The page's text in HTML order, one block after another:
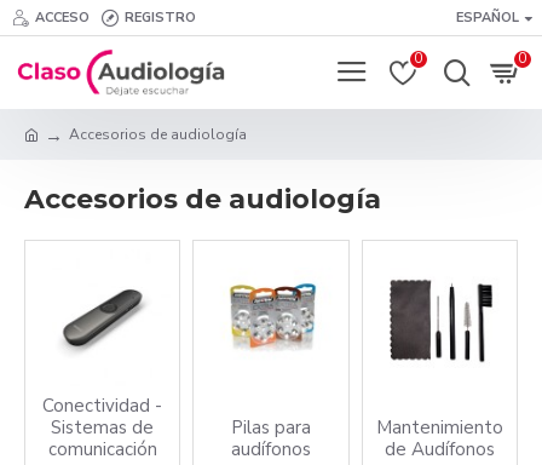
ACCESO REGISTRO ESPAÑOL
0 0
Accesorios de audiología
Accesorios de audiología
Conectividad -
Sistemas de
comunicación
Pilas para
audífonos
Mantenimiento
de Audífonos